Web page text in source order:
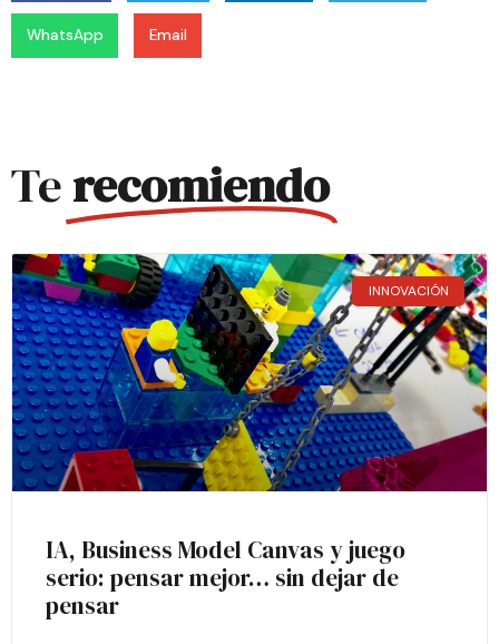
WhatsApp Email
Terecomiendo
INNOVACIÓN
IA, Business Model Canvas y juego
serio: pensar mejor… sin dejar de
pensar